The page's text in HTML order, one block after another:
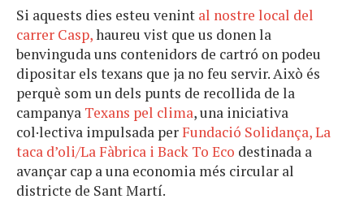
Si aquests dies esteu venint al nostre local del
carrer Casp,haureu vist que us donen la
benvinguda uns contenidors de cartró on podeu
dipositar els texans que ja no feu servir. Això és
perquè som un dels punts de recollida de la
campanya Texans pel clima, una iniciativa
col·lectiva impulsada perFundació Solidança, La
taca d’oli/La Fàbrica i Back To Eco destinada a
avançar cap a una economia més circular al
districte de Sant Martí.